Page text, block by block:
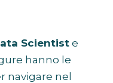
Scientiste
hanno le
navigare nel